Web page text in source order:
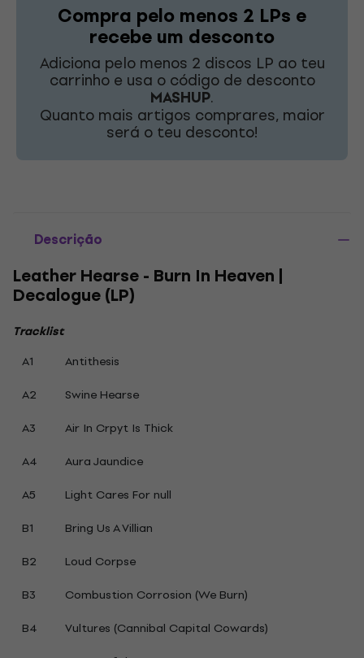
Compra pelo menos 2 LPs e
recebe um desconto
Adiciona pelo menos 2 discos LP ao teu
carrinho e usa o código de desconto
MASHUP.
Quanto mais artigos comprares, maior
será o teu desconto!
Descrição
Leather Hearse - Burn In Heaven |
Decalogue (LP)
Tracklist
A1
Antithesis
A2
Swine Hearse
A3
Air In Crpyt Is Thick
A4
Aura Jaundice
A5
Light Cares For null
B1
Bring Us A Villian
B2
Loud Corpse
B3
Combustion Corrosion (We Burn)
B4
Vultures (Cannibal Capital Cowards)